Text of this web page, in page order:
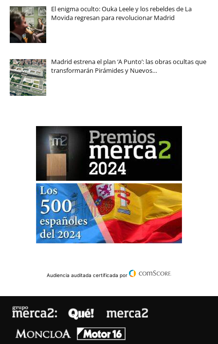
El enigma oculto: Ouka Leele y los rebeldes de La
Movida regresan para revolucionar Madrid
Madrid estrena el plan ‘A Punto’: las obras ocultas que
transformarán Pirámides y Nuevos…
Audiencia auditada certificada por